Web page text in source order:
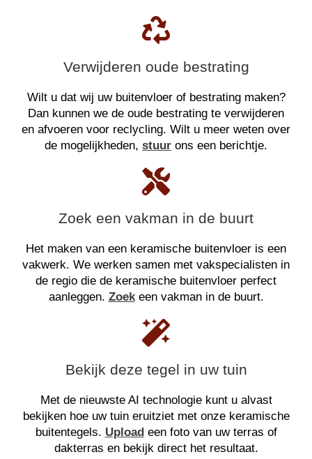
Bekijk deze tegel in uw tuin
Met de nieuwste AI technologie kunt u alvast
bekijken hoe uw tuin eruitziet met onze keramische
buitentegels. Uploadeen foto van uw terras of
dakterras en bekijk direct het resultaat.
Zoek een vakman in de buurt
Het maken van een keramische buitenvloer is een
vakwerk. We werken samen met vakspecialisten in
de regio die de keramische buitenvloer perfect
aanleggen. Zoekeen vakman in de buurt.
Verwijderen oude bestrating
Wilt u dat wij uw buitenvloer of bestrating maken?
Dan kunnen we de oude bestrating te verwijderen
en afvoeren voor reclycling. Wilt u meer weten over
de mogelijkheden, stuur ons een berichtje.